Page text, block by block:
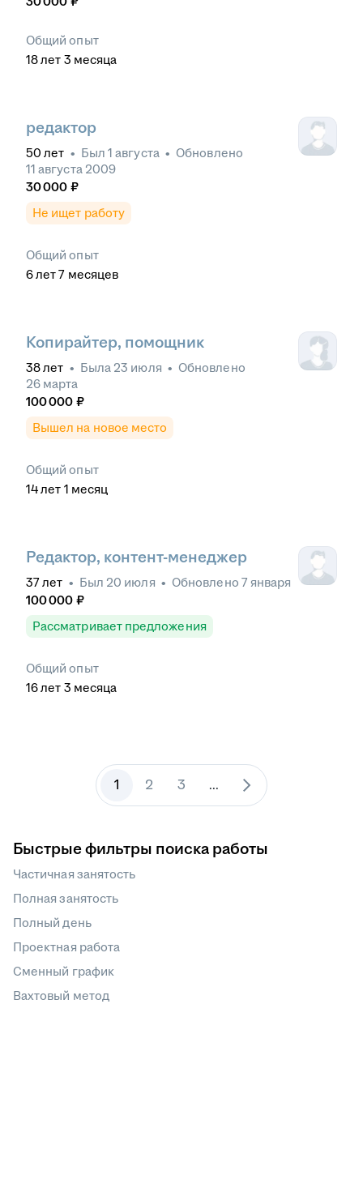
Общий опыт
18лет 3 месяца
редактор
50 лет • Был 1 августа • Обновлено
11 августа 2009
30 000 ₽
Не ищет работу
Общий опыт
6лет 7 месяцев
Копирайтер, помощник
38лет • Была 23 июля • Обновлено
26 марта
100 000 ₽
Вышел на новое место
Общий опыт
14лет 1 месяц
Редактор, контент-менеджер
37лет • Был 20 июля • Обновлено 7 января
100 000 ₽
Рассматривает предложения
Общий опыт
16лет 3 месяца
1 2 3 ...
Быстрые фильтры поиска работы
Частичная занятость
Полная занятость
Полный день
Проектная работа
Сменный график
Вахтовый метод